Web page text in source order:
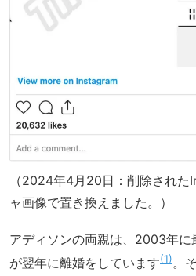
（2024年4月20日：削除され
ャ画像で置き換えました。）
アディソンの両親は、2003年に
が翌年に離婚をしています 1 。